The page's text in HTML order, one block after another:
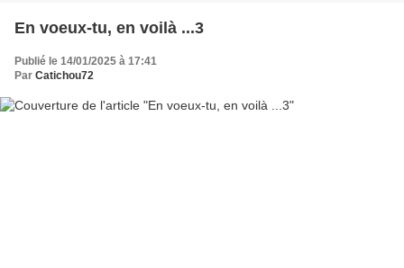
En voeux-tu, en voilà ...3
Publié le 14/01/2025 à 17:41
Par Catichou72